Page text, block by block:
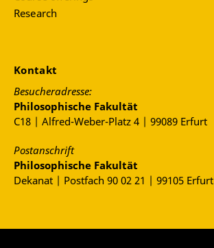
Research
Kontakt
Besucheradresse:
Philosophische Fakultät
C18 | Alfred-Weber-Platz 4 | 99089 Erfurt
Postanschrift
Philosophische Fakultät
Dekanat | Postfach 90 02 21 | 99105 Erfurt